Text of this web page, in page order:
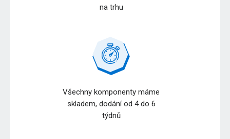
na trhu
Všechny komponenty máme
skladem, dodání od 4 do 6
týdnů